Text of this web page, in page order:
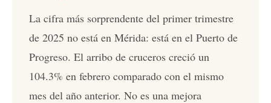
La cifra más sorprendente del primer trimestre
de 2025 no está en Mérida: está en el Puerto de
Progreso. El arribo de cruceros creció un
104.3% en febrero comparado con el mismo
mes del año anterior. No es una mejora